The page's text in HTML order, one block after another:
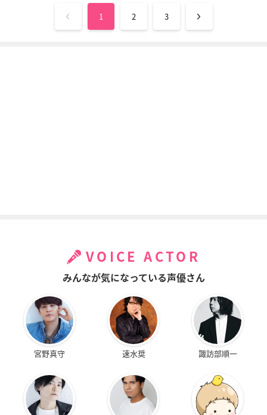
1 2 3
VOICE ACTOR
みんなが気になっている声優さん
宮野真守 速水奨 諏訪部順一